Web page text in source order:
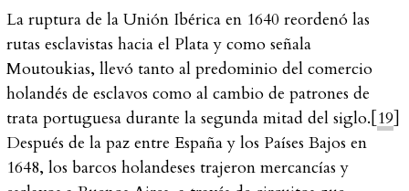
La ruptura de la Unión Ibérica en 1640 reordenó las
rutas esclavistas hacia el Plata y como señala
Moutoukias, llevó tanto al predominio del comercio
holandés de esclavos como al cambio de patrones de
trata portuguesa durante la segunda mitad del siglo.[19]
Después de la paz entre España y los Países Bajos en
1648, los barcos holandeses trajeron mercancías y